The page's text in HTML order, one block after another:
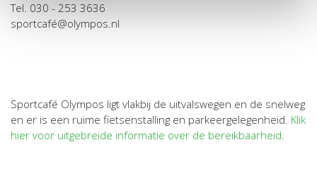
Tel. 030 - 253 3636
sportcafé@olympos.nl
Sportcafé Olympos ligt vlakbij de uitvalswegen en de snelweg
en er is een ruime fietsenstalling en parkeergelegenheid. Klik
hier voor uitgebreide informatie over de bereikbaarheid.